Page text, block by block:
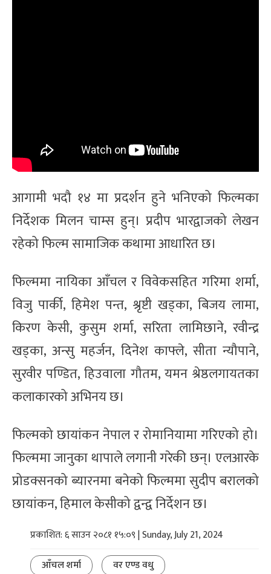
आगामी भदौ १४ मा प्रदर्शन हुने भनिएको फिल्मका
निर्देशक मिलन चाम्स हुन्। प्रदीप भारद्वाजको लेखन
रहेको फिल्म सामाजिक कथामा आधारित छ।
फिल्ममा नायिका आँचल र विवेकसहित गरिमा शर्मा,
विजु पार्की, हिमेश पन्त, श्रृष्टी खड्का, बिजय लामा,
किरण केसी, कुसुम शर्मा, सरिता लामिछाने, रवीन्द्र
खड्का, अन्सु महर्जन, दिनेश काफ्ले, सीता न्यौपाने,
सुरवीर पण्डित, हिउवाला गौतम, यमन श्रेष्ठलगायतका
कलाकारको अभिनय छ।
फिल्मको छायांकन नेपाल र रोमानियामा गरिएको हो।
फिल्ममा जानुका थापाले लगानी गरेकी छन्। एलआरके
प्रोडक्सनको ब्यारनमा बनेको फिल्ममा सुदीप बरालको
छायांकन, हिमाल केसीको द्वन्द्व निर्देशन छ।
प्रकाशित: ६ साउन २०८१ १५:०९ | Sunday, July 21, 2024
आँचल शर्मा
वर एण्ड वधु